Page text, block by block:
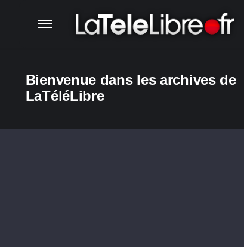
Bienvenue dans les archives de
LaTéléLibre